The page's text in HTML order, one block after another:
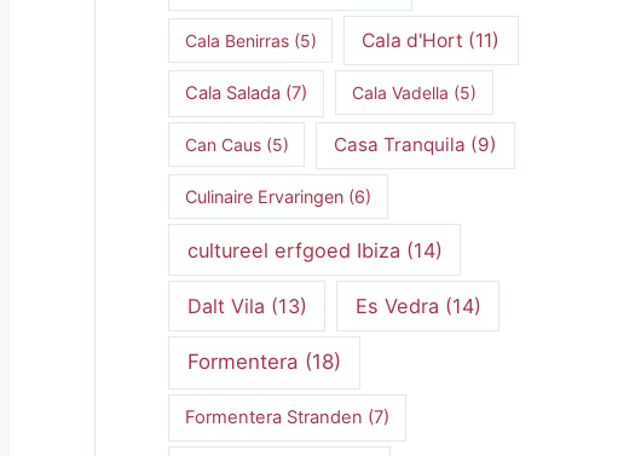
Cala Benirras(5) Cala d'Hort (11)
Cala Salada (7) Cala Vadella (5)
Can Caus(5) Casa Tranquila (9)
Culinaire Ervaringen(6)
cultureel erfgoed Ibiza (14)
Dalt Vila (13) Es Vedra (14)
Formentera (18)
Formentera Stranden (7)